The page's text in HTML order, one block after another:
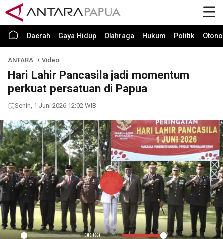
Daerah Gaya Hidup Olahraga Hukum Politik
ANTARA Video
Hari Lahir Pancasila jadi momentum
perkuat persatuan di Papua
Senin, 1 Juni 2026 12:02 WIB
00:00
Play